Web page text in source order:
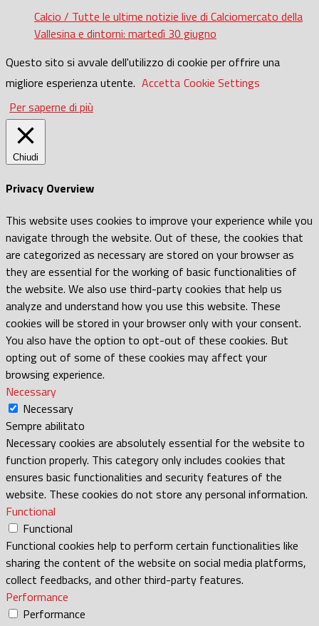
Calcio / Tutte le ultime notizie live di Calciomercato della
Vallesina e dintorni: martedì 30 giugno
Questo sito si avvale dell'utilizzo di cookie per offrire una
migliore esperienza utente. Accetta Cookie Settings
Per saperne di più
Chiudi
Privacy Overview
This website uses cookies to improve your experience while you
navigate through the website. Out of these, the cookies that
are categorized as necessary are stored on your browser as
they are essential for the working of basic functionalities of
the website. We also use third-party cookies that help us
analyze and understand how you use this website. These
cookies will be stored in your browser only with your consent.
You also have the option to opt-out of these cookies. But
opting out of some of these cookies may affect your
browsing experience.
Necessary
Necessary
Sempre abilitato
Necessary cookies are absolutely essential for the website to
function properly. This category only includes cookies that
ensures basic functionalities and security features of the
website. These cookies do not store any personal information.
Functional
Functional
Functional cookies help to perform certain functionalities like
sharing the content of the website on social media platforms,
collect feedbacks, and other third-party features.
Performance
Performance